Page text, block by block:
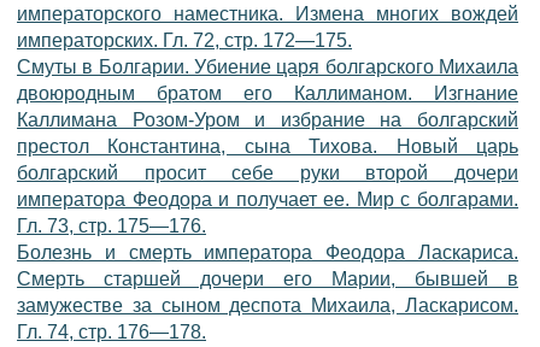
императорского наместника. Измена многих вождей
императорских. Гл. 72, стр. 172—175.
Смуты в Болгарии. Убиение царя болгарского Михаила
двоюродным братом его Каллиманом. Изгнание
Каллимана Розом-Уром и избрание на болгарский
престол Константина, сына Тихова. Новый царь
болгарский просит себе руки второй дочери
императора Феодора и получает ее. Мир с болгарами.
Гл. 73, стр. 175—176.
Болезнь и смерть императора Феодора Ласкариса.
Смерть старшей дочери его Марии, бывшей в
замужестве за сыном деспота Михаила, Ласкарисом.
Гл. 74, стр. 176—178.